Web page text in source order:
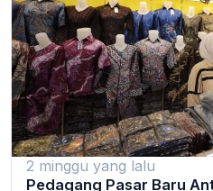
2 minggu yang lalu
Pedagang Pasar Baru